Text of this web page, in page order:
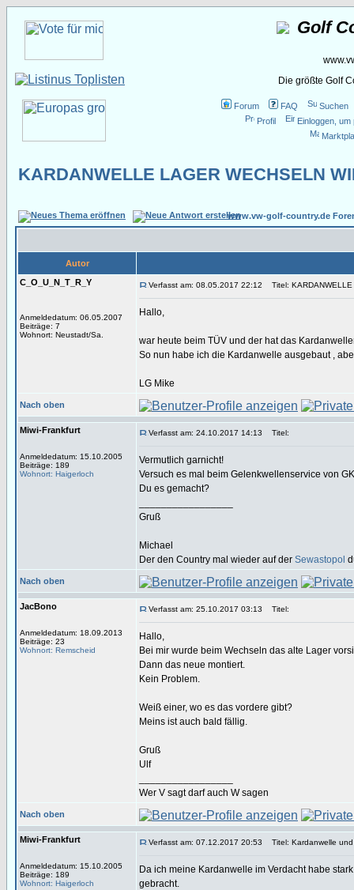
Golf
Die größte Golf
Forum FAQ
Suchen
Profil
Einloggen,
KARDANWELLE LAGER WECHSELN
www.vw-golf-country.de
Autor
C_O_U_N_T_R_Y
Anmeldedatum: 06.05.2007
Beiträge: 7
Wohnort: Neustadt/Sa.
Verfasst am: 08.05.2017 22:12 Titel:
Hallo,
war heute beim TÜV und der hat das
So nun habe ich die Kardanwelle ausgebaut ,
LG Mike
Nach oben
Miwi-Frankfurt
Anmeldedatum: 15.10.2005
Beiträge: 189
Wohnort: Haigerloch
Verfasst am: 24.10.2017 14:13 Titel:
Vermutlich garnicht!
Versuch es mal beim Gelenkwellenservice von
Du es gemacht?
Gruß
Michael
Der den Country mal wieder auf der Sewastopol
Nach oben
JacBono
Anmeldedatum: 18.09.2013
Beiträge: 23
Wohnort: Remscheid
Verfasst am: 25.10.2017 03:13 Titel:
Hallo,
Bei mir wurde beim Wechseln das alte Lager
Dann das neue montiert.
Kein Problem.
Weiß einer, wo es das vordere gibt?
Meins ist auch bald fällig.
Gruß
Ulf
Wer V sagt darf auch W sagen
Nach oben
Miwi-Frankfurt
Anmeldedatum: 15.10.2005
Beiträge: 189
Wohnort: Haigerloch
Verfasst am: 07.12.2017 20:53 Titel: Kardanwelle und
Da ich meine Kardanwelle im Verdacht habe
gebracht.